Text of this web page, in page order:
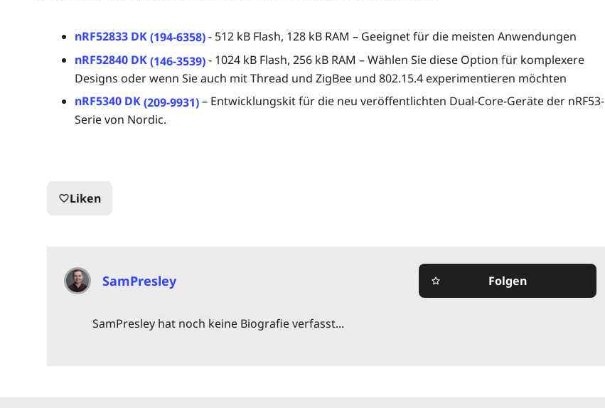
nRF52833 DK(194-6358)- 512 kB Flash, 128 kB RAM – Geeignet für die meisten Anwendungen
nRF52840 DK(146-3539)- 1024 kB Flash, 256 kB RAM – Wählen Sie diese Option für komplexere
Designs oder wenn Sie auch mit Thread und ZigBee und 802.15.4 experimentieren möchten
nRF5340 DK(209-9931)– Entwicklungskit für die neu veröffentlichten Dual-Core-Geräte der nRF53-
Serie von Nordic.
favorite_borderLiken
SamPresley star_border Folgen
SamPresley hat noch keine Biografie verfasst...